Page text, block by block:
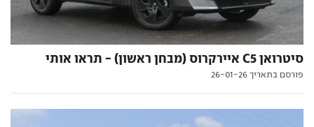
סיטרואן C5 איירקרוס (מבחן ראשון) - תראו אותי
פורסם בתאריך 26-01-26